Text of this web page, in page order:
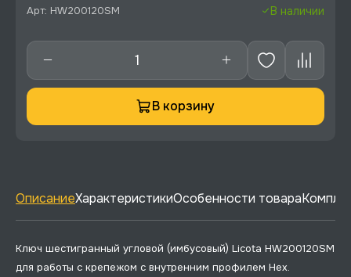
Арт: HW200120SM В наличии
В корзину
ОписаниеХарактеристикиОсобенности товара
Ключ шестигранный угловой (имбусовый) Licota HW200120SM
для работы с крепежом с внутренним профилем Hex.